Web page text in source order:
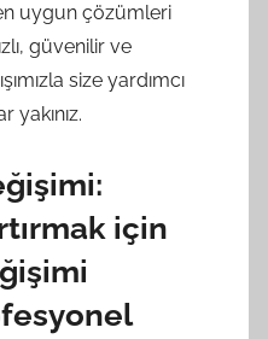
uygun çözümleri
güvenilir ve
size yardımcı
yakınız.
için